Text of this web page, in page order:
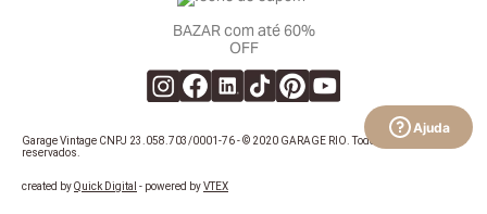
Ajuda
BAZAR com até 60%
OFF
Garage Vintage CNPJ 23.058.703/0001-76 - © 2020 GARAGE RIO. Todos os direitos
reservados.
created byQuick Digital - powered byVTEX